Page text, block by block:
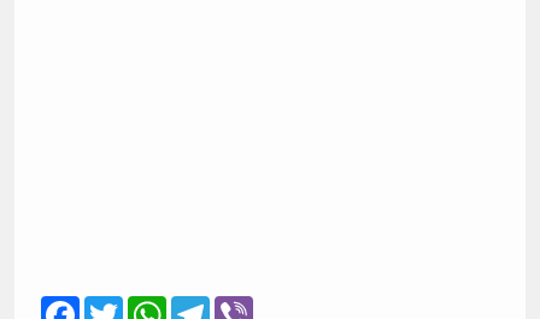
Facebook
TwitterWhatsApp
Telegram
Viber